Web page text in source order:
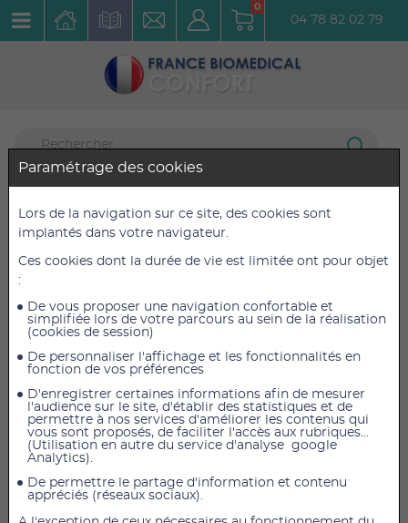
0
04 78 82 02 79
Incontinence
Coquilles hommes
9 articles listés
Tena Men Medium Active Fit Medium
Paramétrage des cookies
Lors de la navigation sur ce site, des cookies sont
implantés dans votre navigateur.
Ces cookies dont la durée de vie est limitée ont pour objet
:
De vous proposer une navigation confortable et
simplifiée lors de votre parcours au sein de la réalisation
(cookies de session)
De personnaliser l'affichage et les fonctionnalités en
fonction de vos préférences
D'enregistrer certaines informations afin de mesurer
l'audience sur le site, d'établir des statistiques et de
permettre à nos services d'améliorer les contenus qui
vous sont proposés, de faciliter l'accès aux rubriques...
(Utilisation en autre du service d'analyse google
Analytics).
De permettre le partage d'information et contenu
appréciés (réseaux sociaux).